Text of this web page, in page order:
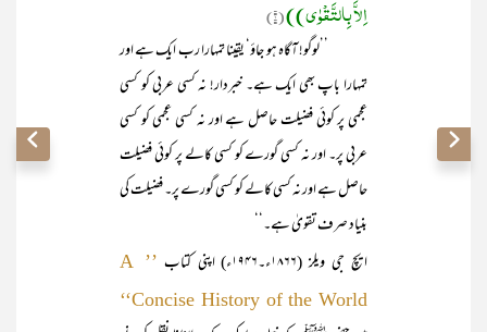
اِلاَّ بِالتَّقْوٰی))(۱)
’’لوگو! آگاہ ہو جاؤ‘ یقینا تمہارا رب ایک ہے اور
تمہارا باپ بھی ایک ہے۔ خبردار! نہ کسی عربی کو کسی
عجمی پر کوئی فضیلت حاصل ہے اور نہ کسی عجمی کو کسی
عربی پر۔ اور نہ کسی گورے کو کسی کالے پر کوئی فضیلت
حاصل ہے اور نہ کسی کالے کو کسی گورے پر۔ فضیلت کی
بنیاد صرف تقویٰ ہے۔‘‘
ایچ جی ویلز (۱۸۶۶ء۔۱۹۴۶ء) اپنی کتاب
’’ A
Concise History of the World‘‘